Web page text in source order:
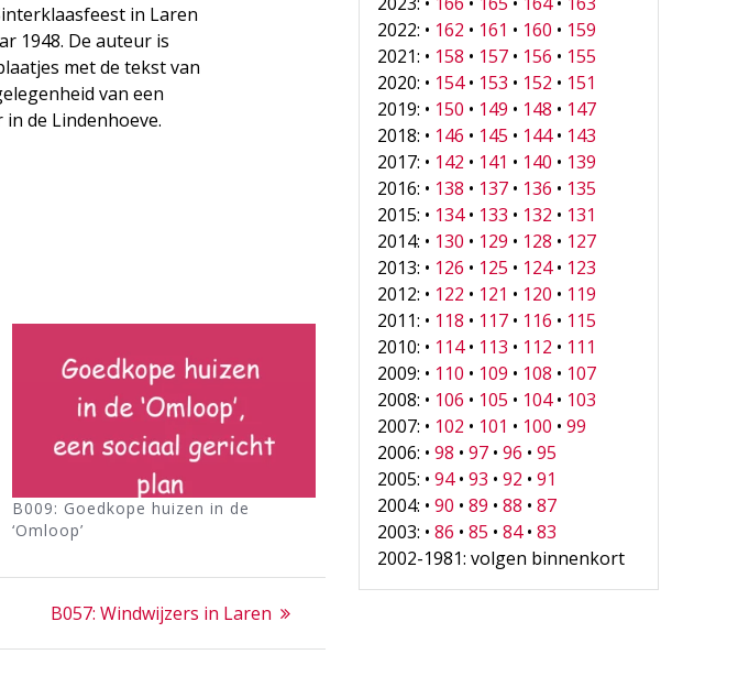
in Laren
1948. De auteur is
met de tekst van
van een
de Lindenhoeve.
B009: Goedkope huizen in de
‘Omloop’
Next
B057: Windwijzers in Laren
2022: • 162 • 161 • 160 • 159
2021: • 158 • 157 • 156 • 155
2020: • 154• 153 • 152 • 151
2019: • 150 • 149 • 148 • 147
2018: • 146 • 145 • 144• 143
2017: • 142 • 141 • 140 • 139
2016: • 138 • 137 • 136 • 135
2015: • 134• 133 • 132 • 131
2014: • 130 • 129 • 128 • 127
2013: • 126 • 125 • 124• 123
2012: • 122 • 121 • 120 • 119
2011: • 118 • 117 • 116 • 115
2010: • 114• 113 • 112 • 111
2009: • 110 • 109 • 108 • 107
2008: • 106 • 105 • 104• 103
2007: • 102 • 101 • 100 •99
2006: •98 •97 •96 •95
2005: •94•93 •92 •91
2004: •90 •89 •88 •87
2003: •86 •85 •84•83
2002-1981: volgen binnenkort